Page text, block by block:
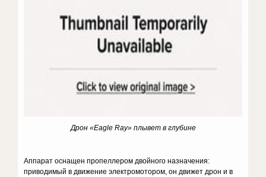
Дрон «EagleRay» плывет в глубине
Аппарат оснащен пропеллером двойного назначения:
приводимый в движение электромотором, он движет дрон и в